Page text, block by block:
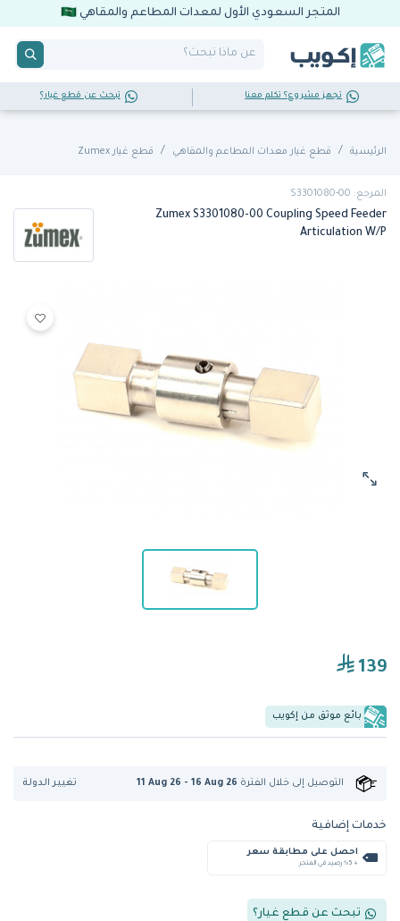
المتجر السعودي الأول لمعدات المطاعم والمقاهي
تجهز مشروع؟ تكلم معنا تبحث عن قطع غيار؟
الرئيسية قطع غيار معدات المطاعم والمقاهي قطع غيار Zumex
المرجع: S3301080-00
Zumex S3301080-00 Coupling Speed Feeder
Articulation W/P
139
بائع موثق من إكويب
التوصيل إلى خلال الفترة 11 Aug 26 - 16 Aug 26 تغيير الدولة
خدمات إضافية
احصل على مطابقة سعر
+ %5 رصيد في المتجر
تبحث عن قطع غيار؟